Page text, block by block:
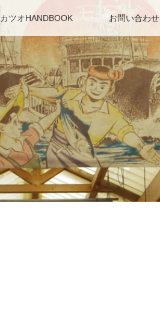
カツオHANDBOOK お問い合わせ